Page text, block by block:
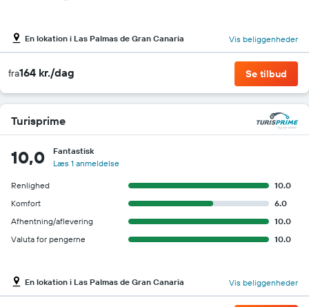
En lokation i Las Palmas de Gran Canaria Vis beliggenheder
fra164 kr./dag Se tilbud
Turisprime
10,0
Fantastisk
Læs 1 anmeldelse
Renlighed
10.0
Komfort
6.0
Afhentning/aflevering
10.0
Valuta for pengerne
10.0
En lokation i Las Palmas de Gran Canaria Vis beliggenheder